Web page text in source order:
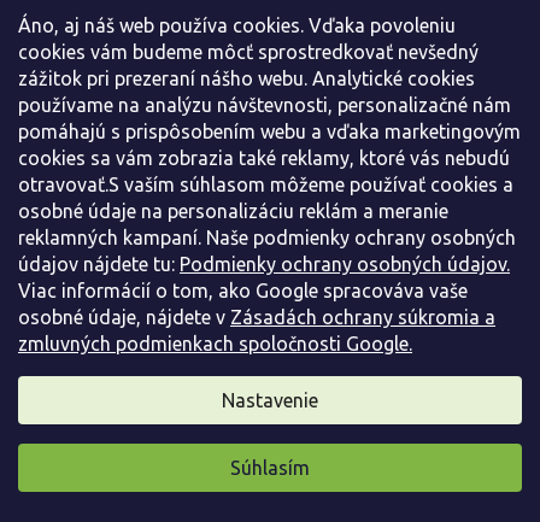
Áno, aj náš web používa cookies. Vďaka povoleniu
cookies vám budeme môcť sprostredkovať nevšedný
zážitok pri prezeraní nášho webu. Analytické cookies
používame na analýzu návštevnosti, personalizačné nám
pomáhajú s prispôsobením webu a vďaka marketingovým
cookies sa vám zobrazia také reklamy, ktoré vás nebudú
otravovať.S vaším súhlasom môžeme používať cookies a
osobné údaje na personalizáciu reklám a meranie
reklamných kampaní. Naše podmienky ochrany osobných
údajov nájdete tu: Podmienky ochrany osobných údajov.
Viac informácií o tom, ako Google spracováva vaše
osobné údaje, nájdete v Zásadách ochrany súkromia a
zmluvných podmienkach spoločnosti Google.
Nastavenie
Súhlasím
rašení jemnejšie, svieže mandarínkové odtiene.
Odolnosť a textúra:Kultivary ako'Magical
Volcano'alebo'Louise'prinášajú do záhrady
zaujímavo zvlnené listy a mimoriadne hustý
habitus, ktorý je ideálny na tvarovanie.
Červienka chlpatá: Menej známy, no veľmi odolný
druh, ktorý zaujme jemnejším vzhľadom listov.
Ideálna voľba pre živé ploty
Vďaka svojej hustote a rýchlosti rastu sú červienky
(najmä Photinia fraseri ) považované za jednu z najlepších
alternatív k tradičným tujám alebo bobkovišniam.
Vytvárajú nepriehľadné steny, ktoré výborne tlmia hluk a
zachytávajú prach z okolia. Sú veľmi tvárne a výborne
znášajú pravidelný rez, ktorým môžete udržiavať živý plot
Pestovanie a nároky na stanovište
Pripravili sme pre vás darček